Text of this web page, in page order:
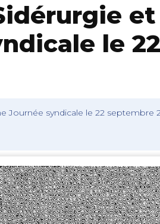
le
Journée syndicale le 22 septembre